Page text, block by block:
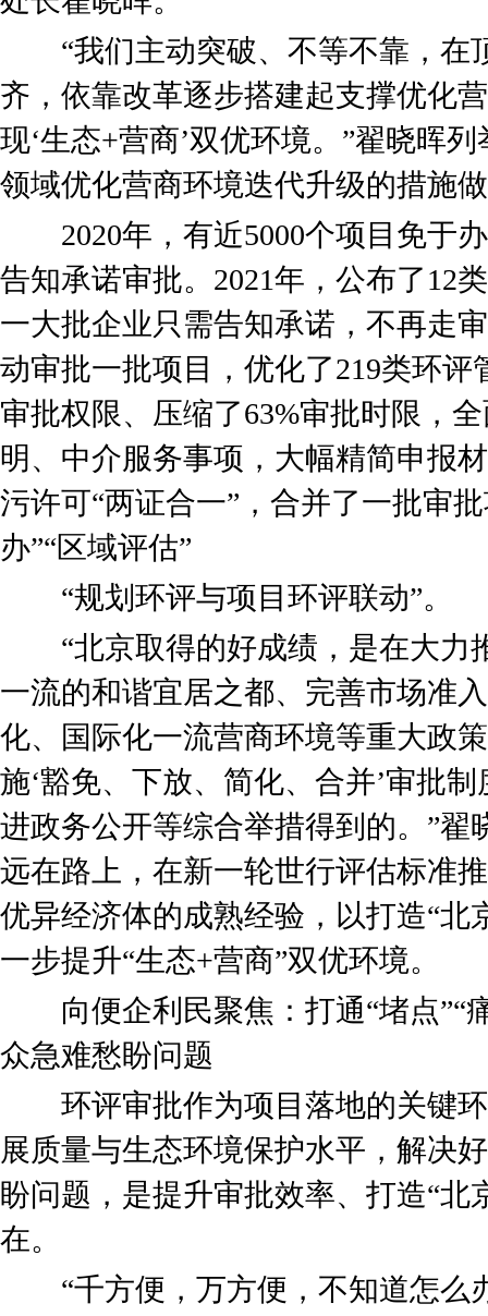
“我们主动突破、不等不靠，在
齐，依靠改革逐步搭建起支撑优化
现‘生态+营商’双优环境。”翟晓晖
领域优化营商环境迭代升级的措施
2020年，有近5000个项目免于办
告知承诺审批。2021年，公布了12
一大批企业只需告知承诺，不再走
动审批一批项目，优化了219类环评
审批权限、压缩了63%审批时限，
明、中介服务事项，大幅精简申报
污许可“两证合一”，合并了一批审
办”“区域评估”
“规划环评与项目环评联动”。
“北京取得的好成绩，是在大力
一流的和谐宜居之都、完善市场准
化、国际化一流营商环境等重大政
施‘豁免、下放、简化、合并’审批
进政务公开等综合举措得到的。”翟
远在路上，在新一轮世行评估标准
优异经济体的成熟经验，以打造“北
一步提升“生态+营商”双优环境。
向便企利民聚焦：打通“堵点”“
众急难愁盼问题
环评审批作为项目落地的关键环
展质量与生态环境保护水平，解决
盼问题，是提升审批效率、打造“北
在。
“千方便，万方便，不知道怎么